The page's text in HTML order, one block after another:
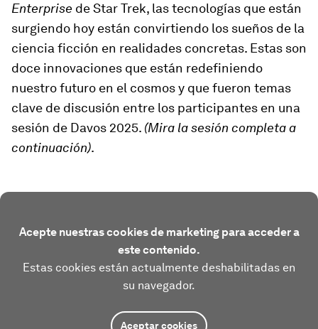
Enterprise de Star Trek, las tecnologías que están
surgiendo hoy están convirtiendo los sueños de la
ciencia ficción en realidades concretas. Estas son
doce innovaciones que están redefiniendo
nuestro futuro en el cosmos y que fueron temas
clave de discusión entre los participantes en una
sesión de Davos 2025. (Mira la sesión completa a
continuación).
Acepte nuestras cookies de marketing para acceder a
este contenido.
Estas cookies están actualmente deshabilitadas en
su navegador.
Aceptar cookies